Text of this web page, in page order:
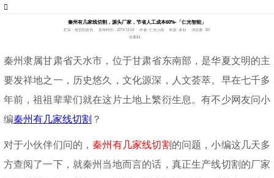
秦州有几家线切割，源头厂家，节省人工成本60%-「仁光智能」
栏目：线切割资讯 发布时间：2019-12-03 作者: 仁光小胡 来源: 原创
浏览量: 361
分享到：
秦州隶属甘肃省天水市，位于甘肃省东南部，是华夏文明的主
要发祥地之一，历史悠久，文化源深，人文荟萃。早在七千多
年前，祖祖辈辈们就在这片土地上繁衍生息。有不少网友问小
编秦州有几家线切割 ？
对于小伙伴们问的，秦州有几家线切割 的问题，小编这几天多
方查阅了一下，就秦州当地而言的话，真正生产线切割的厂家